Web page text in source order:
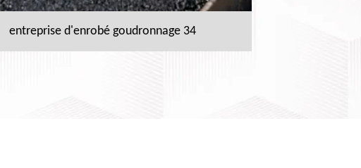
entreprise d'enrobé goudronnage 34